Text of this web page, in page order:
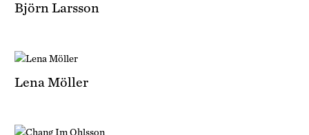
Björn Larsson
Lena Möller